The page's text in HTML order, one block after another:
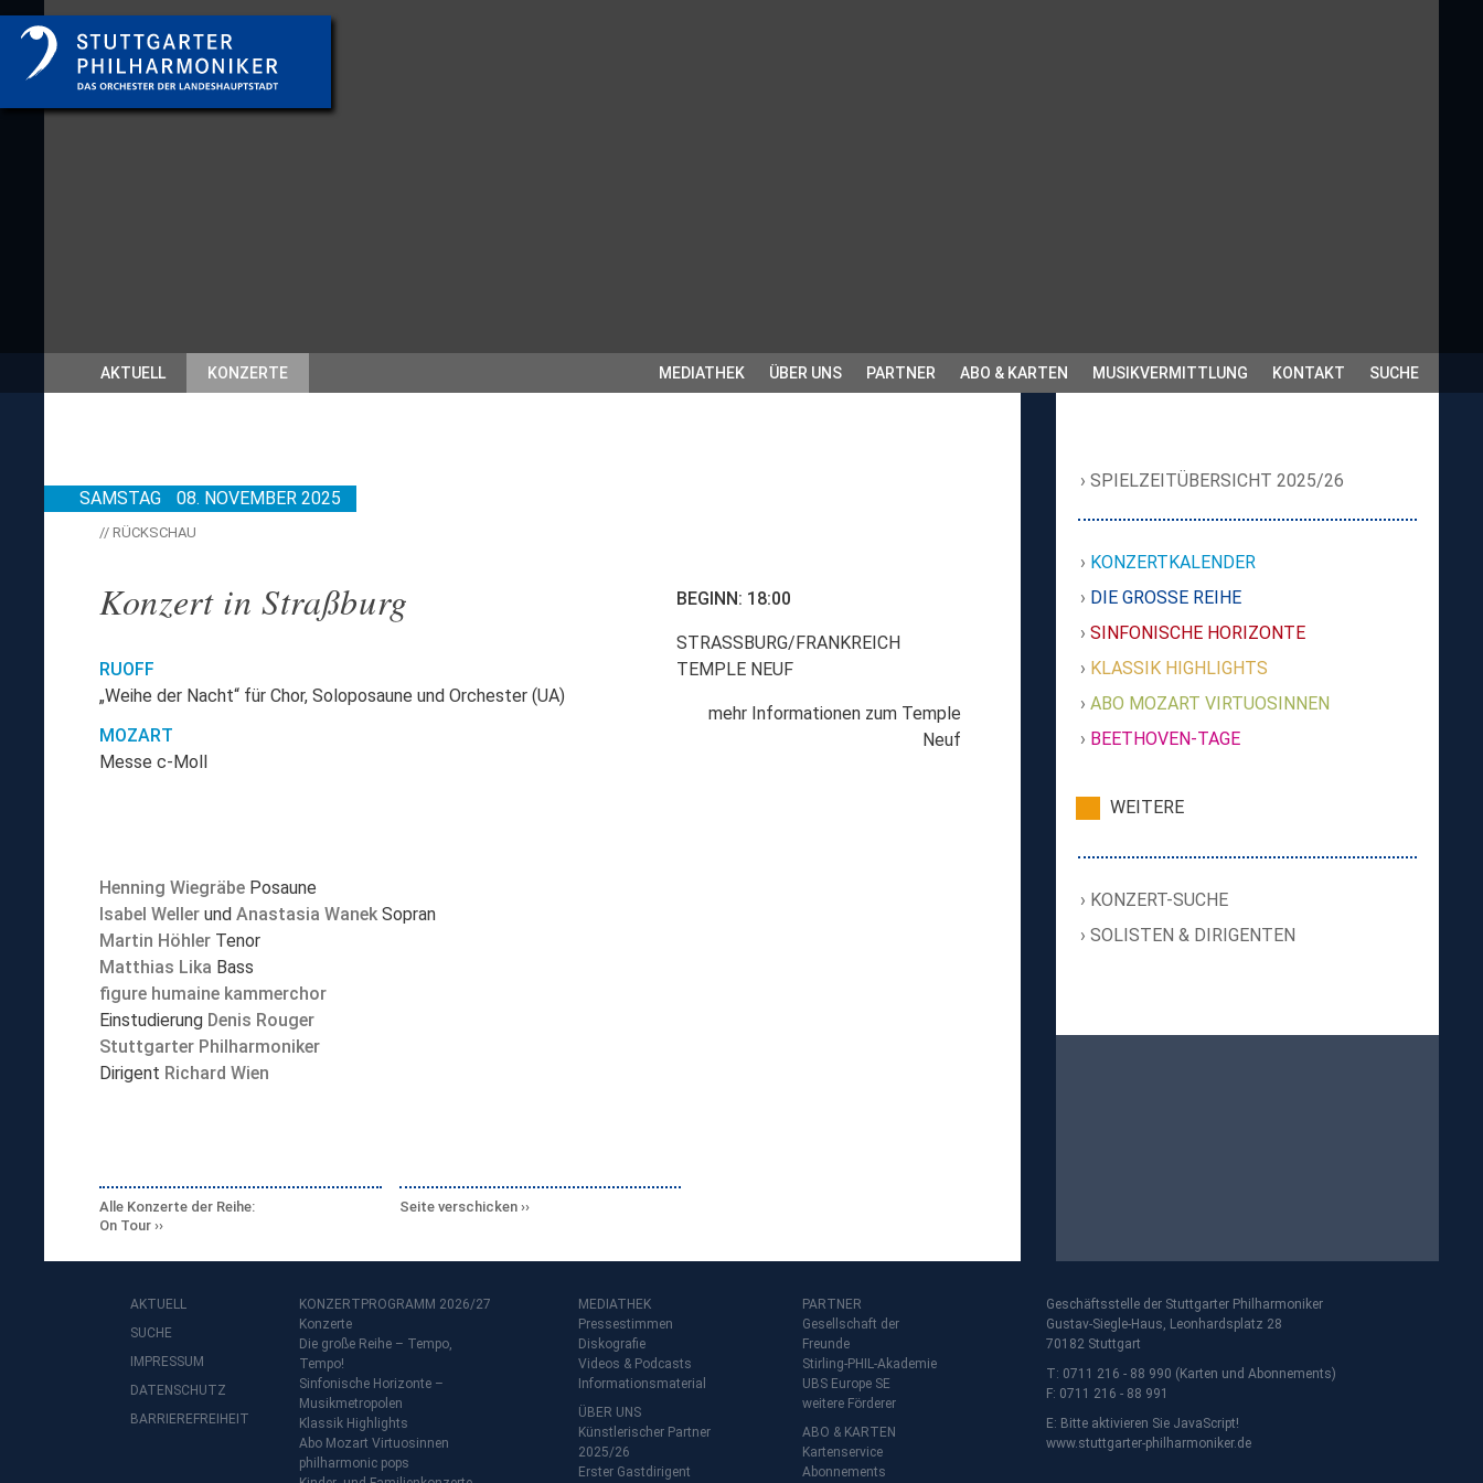
AKTUELL KONZERTE MEDIATHEK ÜBER UNS PARTNER ABO & KARTEN MUSIKVERMITTLUNG KONTAKT SUCHE
SAMSTAG 08. NOVEMBER 2025
// RÜCKSCHAU
Konzert in Straßburg BEGINN: 18:00
STRASSBURG/FRANKREICH
TEMPLE NEUF
mehr Informationen zum Temple
Neuf
RUOFF
„Weihe der Nacht“ für Chor, Soloposaune und Orchester (UA)
MOZART
Messe c-Moll
Henning Wiegräbe Posaune
Isabel Weller und Anastasia Wanek Sopran
Martin Höhler Tenor
Matthias Lika Bass
figure humaine kammerchor
Einstudierung Denis Rouger
Stuttgarter Philharmoniker
Dirigent Richard Wien
Alle Konzerte der Reihe:
On Tour
Seite verschicken
SPIELZEITÜBERSICHT 2025/26
KONZERTKALENDER
DIE GROSSE REIHE
SINFONISCHE HORIZONTE
KLASSIK HIGHLIGHTS
ABO MOZART VIRTUOSINNEN
BEETHOVEN-TAGE
WEITERE
KONZERT-SUCHE
SOLISTEN & DIRIGENTEN
AKTUELL
SUCHE
IMPRESSUM
DATENSCHUTZ
BARRIEREFREIHEIT
KONZERTPROGRAMM 2026/27
Konzerte
Die große Reihe – Tempo,
Tempo!
Sinfonische Horizonte –
Musikmetropolen
Klassik Highlights
Abo Mozart Virtuosinnen
philharmonic pops
MEDIATHEK
Pressestimmen
Diskografie
Videos & Podcasts
Informationsmaterial
ÜBER UNS
Künstlerischer Partner
2025/26
Erster Gastdirigent
PARTNER
Gesellschaft der
Freunde
Stirling-PHIL-Akademie
UBS Europe SE
weitere Förderer
ABO & KARTEN
Kartenservice
Abonnements
Geschäftsstelle der Stuttgarter Philharmoniker
Gustav-Siegle-Haus, Leonhardsplatz 28
70182 Stuttgart
T: 0711 216 - 88 990 (Karten und Abonnements)
F: 0711 216 - 88 991
E: Bitte aktivieren Sie JavaScript!
www.stuttgarter-philharmoniker.de